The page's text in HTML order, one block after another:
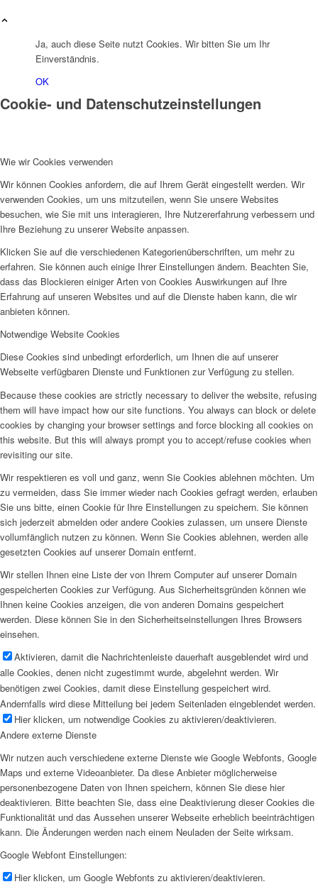
Ja, auch diese Seite nutzt Cookies. Wir bitten Sie um Ihr
Einverständnis.
OK
Cookie- und Datenschutzeinstellungen
Wie wir Cookies verwenden
Wir können Cookies anfordern, die auf Ihrem Gerät eingestellt werden. Wir
verwenden Cookies, um uns mitzuteilen, wenn Sie unsere Websites
besuchen, wie Sie mit uns interagieren, Ihre Nutzererfahrung verbessern und
Ihre Beziehung zu unserer Website anpassen.
Klicken Sie auf die verschiedenen Kategorienüberschriften, um mehr zu
erfahren. Sie können auch einige Ihrer Einstellungen ändern. Beachten Sie,
dass das Blockieren einiger Arten von Cookies Auswirkungen auf Ihre
Erfahrung auf unseren Websites und auf die Dienste haben kann, die wir
anbieten können.
Notwendige Website Cookies
Diese Cookies sind unbedingt erforderlich, um Ihnen die auf unserer
Webseite verfügbaren Dienste und Funktionen zur Verfügung zu stellen.
Because these cookies are strictly necessary to deliver the website, refusing
them will have impact how our site functions. You always can block or delete
cookies by changing your browser settings and force blocking all cookies on
this website. But this will always prompt you to accept/refuse cookies when
revisiting our site.
Wir respektieren es voll und ganz, wenn Sie Cookies ablehnen möchten. Um
zu vermeiden, dass Sie immer wieder nach Cookies gefragt werden, erlauben
Sie uns bitte, einen Cookie für Ihre Einstellungen zu speichern. Sie können
sich jederzeit abmelden oder andere Cookies zulassen, um unsere Dienste
vollumfänglich nutzen zu können. Wenn Sie Cookies ablehnen, werden alle
gesetzten Cookies auf unserer Domain entfernt.
Wir stellen Ihnen eine Liste der von Ihrem Computer auf unserer Domain
gespeicherten Cookies zur Verfügung. Aus Sicherheitsgründen können wie
Ihnen keine Cookies anzeigen, die von anderen Domains gespeichert
werden. Diese können Sie in den Sicherheitseinstellungen Ihres Browsers
einsehen.
Aktivieren, damit die Nachrichtenleiste dauerhaft ausgeblendet wird und
alle Cookies, denen nicht zugestimmt wurde, abgelehnt werden. Wir
benötigen zwei Cookies, damit diese Einstellung gespeichert wird.
Andernfalls wird diese Mitteilung bei jedem Seitenladen eingeblendet werden.
Hier klicken, um notwendige Cookies zu aktivieren/deaktivieren.
Andere externe Dienste
Wir nutzen auch verschiedene externe Dienste wie Google Webfonts, Google
Maps und externe Videoanbieter. Da diese Anbieter möglicherweise
personenbezogene Daten von Ihnen speichern, können Sie diese hier
deaktivieren. Bitte beachten Sie, dass eine Deaktivierung dieser Cookies die
Funktionalität und das Aussehen unserer Webseite erheblich beeinträchtigen
kann. Die Änderungen werden nach einem Neuladen der Seite wirksam.
Google Webfont Einstellungen:
Hier klicken, um Google Webfonts zu aktivieren/deaktivieren.